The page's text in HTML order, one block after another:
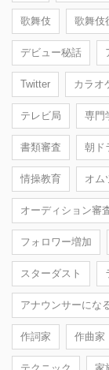
歌舞伎 歌舞伎
デビュー秘話
Twitter カラオ
テレビ局 専門
書類審査 朝ド
情操教育 オム
オーディション審
フォロワー増加
スターダスト
アナウンサーにな
作詞家 作曲家